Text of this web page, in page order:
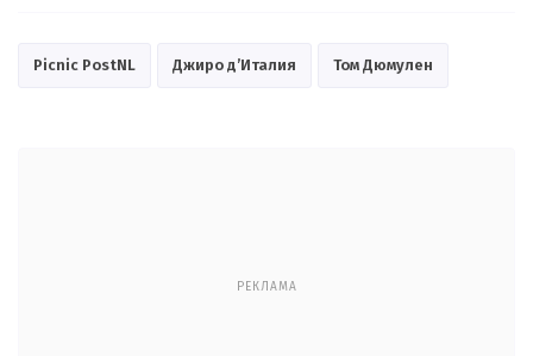
Picnic PostNL Джиро д’Италия Том Дюмулен
РЕКЛАМА